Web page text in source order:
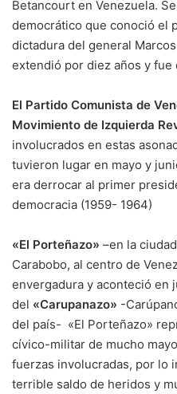
Betancourt en Venezuela.
democrático que conoció el
dictadura del general
extendió por diez años y fue
El Partido Comunista de
Movimiento de Izquierda
involucrados en estas
tuvieron lugar en mayo y
era derrocar al primer
democracia (1959- 1964)
«El Porteñazo» –en la
Carabobo, al centro de
envergadura y aconteció en
del «Carupanazo» -
del país- «El Porteñazo»
cívico-militar de mucho
fuerzas involucradas, por lo
terrible saldo de heridos y